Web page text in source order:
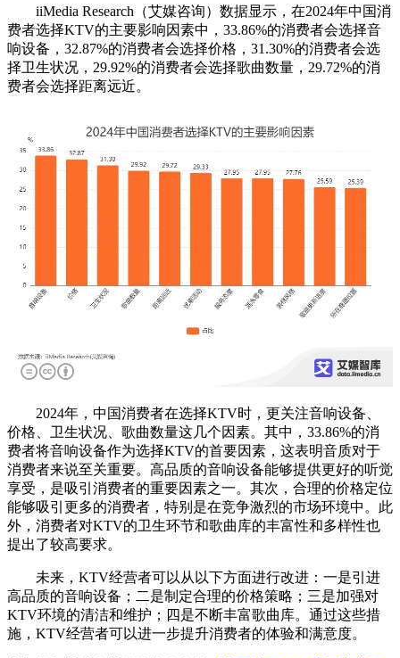
iiMedia Research（艾媒咨询）数据显示，在2024年中国消
费者选择KTV的主要影响因素中，33.86%的消费者会选择音
响设备，32.87%的消费者会选择价格，31.30%的消费者会选
择卫生状况，29.92%的消费者会选择歌曲数量，29.72%的消
费者会选择距离远近。
2024年，中国消费者在选择KTV时，更关注音响设备、
价格、卫生状况、歌曲数量这几个因素。其中，33.86%的消
费者将音响设备作为选择KTV的首要因素，这表明音质对于
消费者来说至关重要。高品质的音响设备能够提供更好的听觉
享受，是吸引消费者的重要因素之一。其次，合理的价格定位
能够吸引更多的消费者，特别是在竞争激烈的市场环境中。此
外，消费者对KTV的卫生环节和歌曲库的丰富性和多样性也
提出了较高要求。
未来，KTV经营者可以从以下方面进行改进：一是引进
高品质的音响设备；二是制定合理的价格策略；三是加强对
KTV环境的清洁和维护；四是不断丰富歌曲库。通过这些措
施，KTV经营者可以进一步提升消费者的体验和满意度。